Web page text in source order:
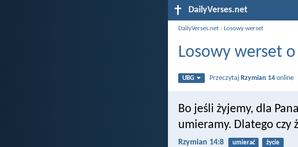
DailyVerses.net
DailyVerses.net ›Losowy werset
Losowy werset o
UBG Przeczytaj Rzymian 14 online
Bo jeśli żyjemy, dla
umieramy. Dlatego czy
Rzymian 14:8 umierać życie